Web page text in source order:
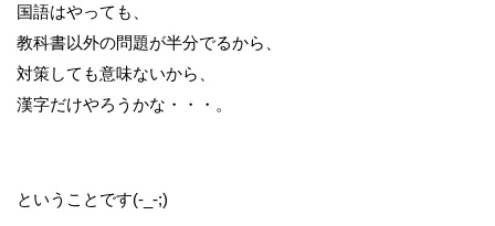
国語はやっても、
教科書以外の問題が半分でるから、
対策しても意味ないから、
漢字だけやろうかな・・・。
ということです(-_-;)